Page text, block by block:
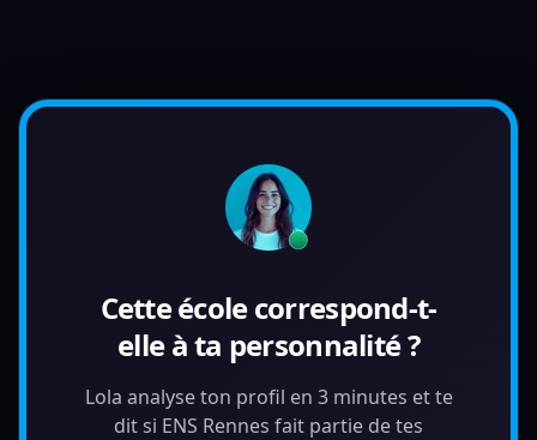
Cette école correspond-t-
elle à ta personnalité ?
Lola analyse ton profil en 3 minutes et te
dit si ENS Rennes fait partie de tes